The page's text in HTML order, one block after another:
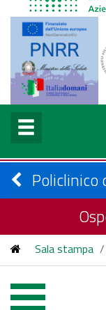
Policlinico
Sala stampa /